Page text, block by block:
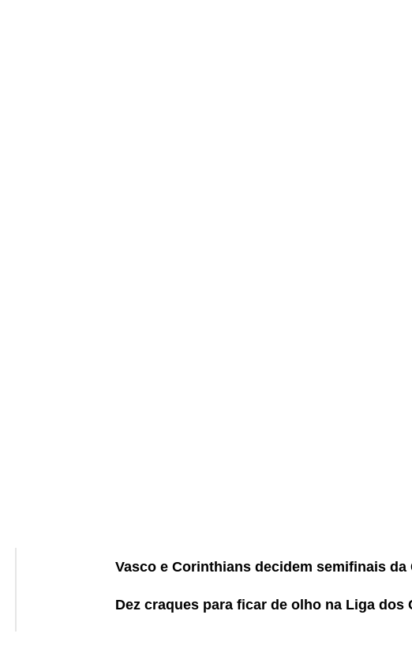
Vasco e Corinthians decidem semifinais da
Dez craques para ficar de olho na Liga dos